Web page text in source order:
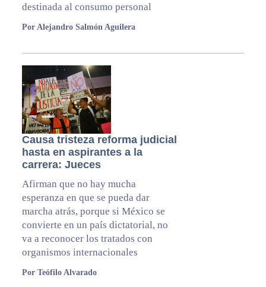
destinada al consumo personal
Por Alejandro Salmón Aguilera
Causa tristeza reforma judicial
hasta en aspirantes a la
carrera: Jueces
Afirman que no hay mucha
esperanza en que se pueda dar
marcha atrás, porque si México se
convierte en un país dictatorial, no
va a reconocer los tratados con
organismos internacionales
Por Teófilo Alvarado